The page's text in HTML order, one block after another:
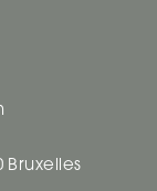
Bruxelles